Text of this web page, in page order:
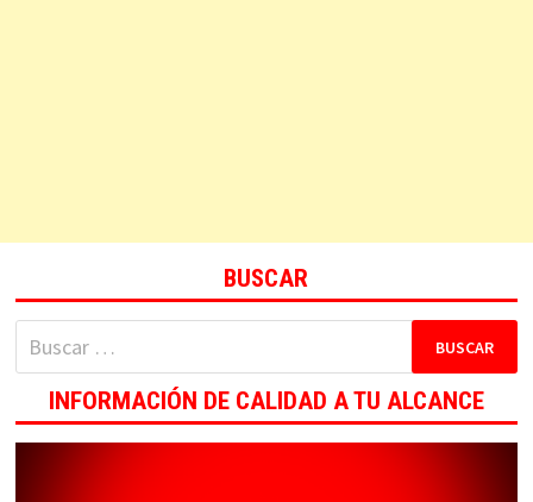
BUSCAR
Buscar:
INFORMACIÓN DE CALIDAD A TU ALCANCE